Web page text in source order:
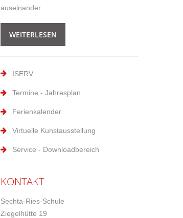
auseinander.
WEITERLESEN
ISERV
Termine - Jahresplan
Ferienkalender
Virtuelle Kunstausstellung
Service - Downloadbereich
KONTAKT
Sechta-Ries-Schule
Ziegelhütte 19